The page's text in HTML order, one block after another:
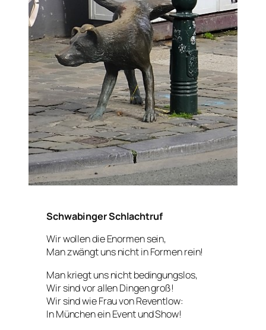
Schwabinger Schlachtruf
Wir wollen die Enormen sein,
Man zwängt uns nicht in Formen rein!
Man kriegt uns nicht bedingungslos,
Wir sind vor allen Dingen groß!
Wir sind wie Frau von Reventlow:
In München ein Event und Show!